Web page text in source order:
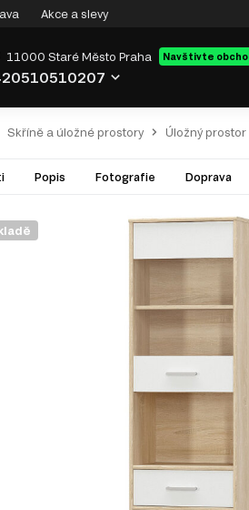
Akce a slevy
11000 Staré Město Praha Navštivte
Skříně a úložné prostory Úložný prostor
Popis Fotografie Doprava